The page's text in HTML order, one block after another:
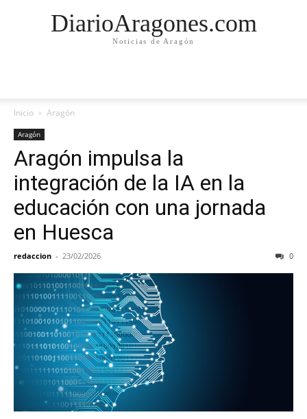
DiarioAragones.com
Noticias de Aragón
Inicio Aragón
Aragón
Aragón impulsa la
integración de la IA en la
educación con una jornada
en Huesca
redaccion - 23/02/2026 0